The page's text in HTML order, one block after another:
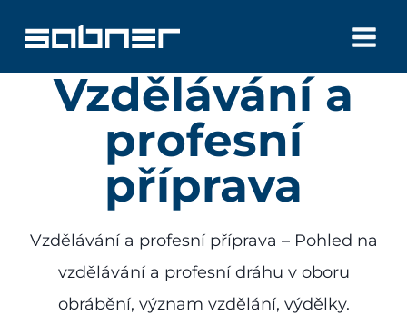
obsah Vzdělávání a
profesní
příprava
Vzdělávání a profesní příprava – Pohled na
vzdělávání a profesní dráhu v oboru
obrábění, význam vzdělání, výdělky.